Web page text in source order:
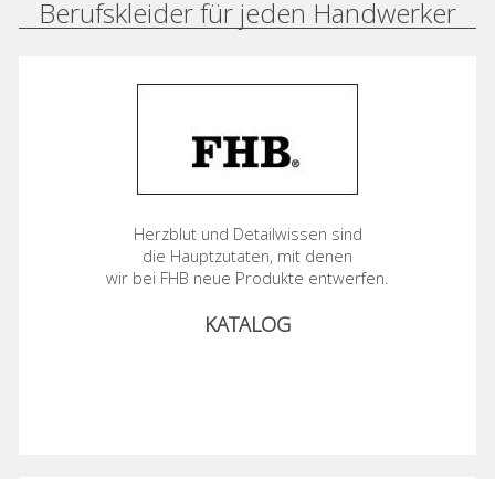
Berufskleider für jeden Handwerker
Herzblut und Detailwissen sind
die Hauptzutaten, mit denen
wir bei FHB neue Produkte entwerfen.
KATALOG